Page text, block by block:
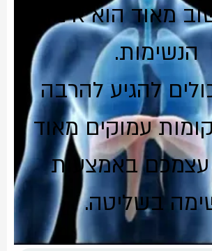
מאוד הוא אימוני
הנשימות.
להגיע להרבה
עמוקים מאוד
באמצעות
בשליטה.